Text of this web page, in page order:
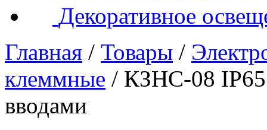
Декоративное
Главная / Товары /
клеммные / КЗНС-08
вводами